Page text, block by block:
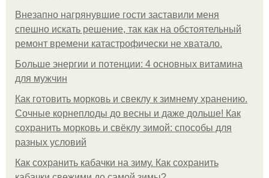
Внезапно нагрянувшие гости заставили меня
спешно искать решение, так как на обстоятельный
ремонт времени катастрофически не хватало.
Больше энергии и потенции: 4 основных витамина
для мужчин
Как готовить морковь и свеклу к зимнему хранению.
Сочные корнеплоды до весны и даже дольше! Как
сохранить морковь и свёклу зимой: способы для
разных условий
Как сохранить кабачки на зиму. Как сохранить